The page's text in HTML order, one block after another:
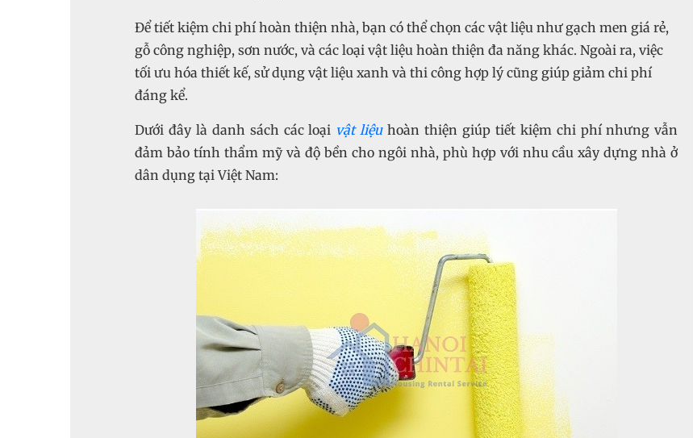
Để tiết kiệm chi phí hoàn thiện nhà, bạn có thể chọn các vật liệu như gạch men giá rẻ,
gỗ công nghiệp, sơn nước, và các loại vật liệu hoàn thiện đa năng khác. Ngoài ra, việc
tối ưu hóa thiết kế, sử dụng vật liệu xanh và thi công hợp lý cũng giúp giảm chi phí
đáng kể.
Dưới đây là danh sách các loại vật liệuhoàn thiện giúp tiết kiệm chi phí nhưng vẫn
đảm bảo tính thẩm mỹ và độ bền cho ngôi nhà, phù hợp với nhu cầu xây dựng nhà ở
dân dụng tại Việt Nam: